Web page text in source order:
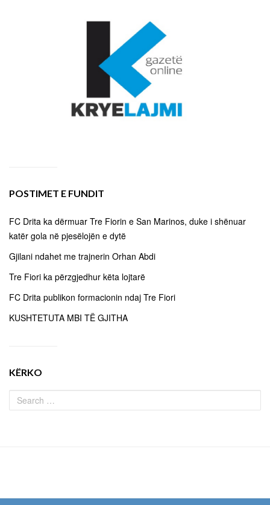
POSTIMET E FUNDIT
FC Drita ka dërmuar Tre Fiorin e San Marinos, duke i shënuar
katër gola në pjesëlojën e dytë
Gjilani ndahet me trajnerin Orhan Abdi
Tre Fiori ka përzgjedhur këta lojtarë
FC Drita publikon formacionin ndaj Tre Fiori
KUSHTETUTA MBI TË GJITHA
KËRKO